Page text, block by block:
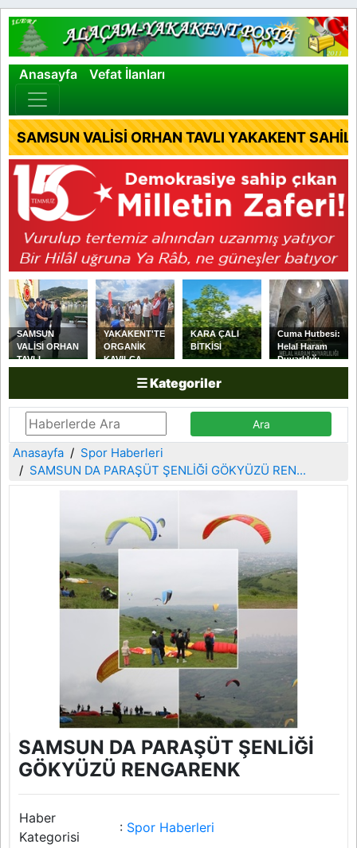
Anasayfa Vefat İlanları
SAMSUN VALİSİ ORHAN TAVLI YAKAKENT
SAMSUN
VALİSİ ORHAN
TAVLI
GÜVENLİK
KOLLUK
DESTEK
KOMUTANLIĞINI
ZİYARET ETTİ
YAKAKENT'TE
ORGANİK
KAVILCA
YAPILDI
KARA ÇALI
BİTKİSİ
Cuma Hutbesi:
Helal Haram
Duyarlılığı
×
☰ Kategoriler
Anasayfa
Spor Haberleri
SAMSUN DA PARAŞÜT ŞENLİĞİ GÖKYÜZÜ REN...
SAMSUN DA PARAŞÜT ŞENLİĞİ
GÖKYÜZÜ RENGARENK
Haber
Kategorisi
: Spor Haberleri